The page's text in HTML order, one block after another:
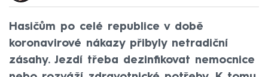
Hasičům po celé republice v době
koronavirové nákazy přibyly netradiční
zásahy. Jezdí třeba dezinfikovat nemocnice